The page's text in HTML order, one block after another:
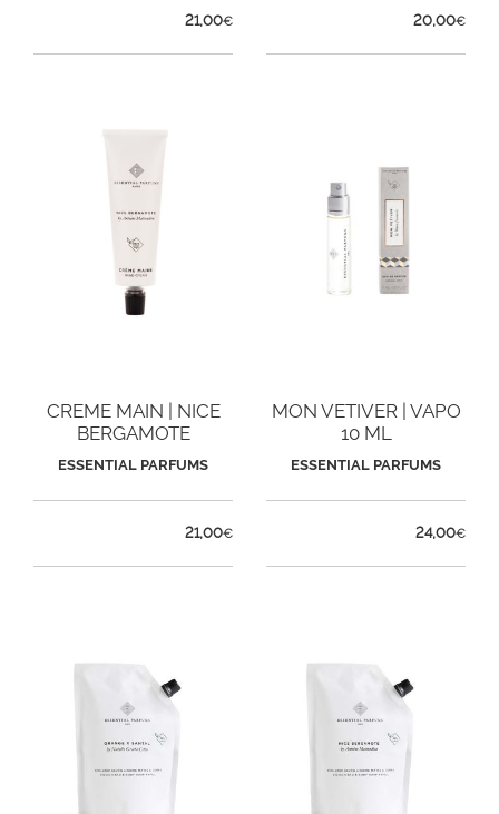
21,00€ 20,00€
CREME MAIN | NICE
BERGAMOTE
ESSENTIAL PARFUMS
21,00€
MON VETIVER | VAPO
10 ML
ESSENTIAL PARFUMS
24,00€